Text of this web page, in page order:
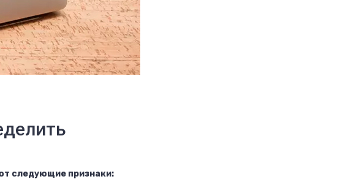
следующие признаки: